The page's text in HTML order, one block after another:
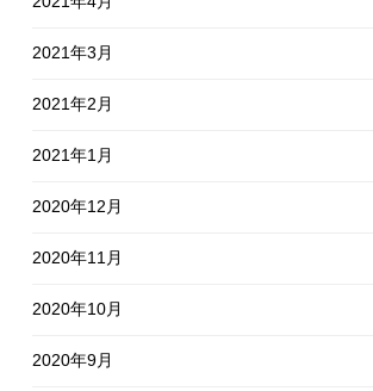
2021年3月
2021年2月
2021年1月
2020年12月
2020年11月
2020年10月
2020年9月